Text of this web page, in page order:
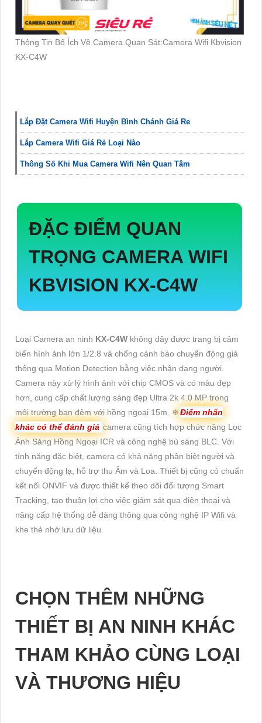
Thông Tin Bổ Ích Về Camera Quan Sát:Camera Wifi Kbvision
KX-C4W
Lắp Đặt Camera Wifi Huyện Bình Chánh Giá Re
Lắp Camera Wifi Giá Rẻ Loại Nào
Thông Số Khi Mua Camera Wifi Nên Quan Tâm
ĐẶC ĐIỂM QUAN
TRỌNG CAMERA WIFI
KBVISION KX-C4W
Loại Camera an ninh KX-C4W không dây được trang bị cảm
biến hình ảnh lớn 1/2.8 và chống cảnh báo chuyển động giả
thông qua Motion Detection bằng việc nhận dạng người.
Camera này xử lý hình ảnh với chip CMOS và có màu đẹp
hơn, cung cấp chất lượng sáng đẹp Ultra 2k 4.0 MP trong
môi trường ban đêm với hồng ngoại 15m. ❄Điểm nhấn
khác có thể đánh giá camera cũng tích hợp chức năng Lọc
Ánh Sáng Hồng Ngoại ICR và công nghệ bù sáng BLC. Với
tính năng đặc biệt, camera có khả năng phân biệt người và
chuyển động lạ, hỗ trợ thu Âm và Loa. Thiết bị cũng có chuẩn
kết nối ONVIF và được thiết kế theo dõi đối tượng Smart
Tracking, tạo thuận lợi cho việc giám sát qua điện thoại và
nâng cấp hệ thống dễ dàng thông qua công nghệ IP Wifi và
khe thẻ nhớ lưu dữ liệu.
CHỌN THÊM NHỮNG
THIẾT BỊ AN NINH KHÁC
THAM KHẢO CÙNG LOẠI
VÀ THƯƠNG HIỆU